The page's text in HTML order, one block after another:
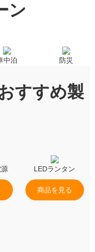
ン
中泊 防災
すすめ製
LEDランタン
商品を見る